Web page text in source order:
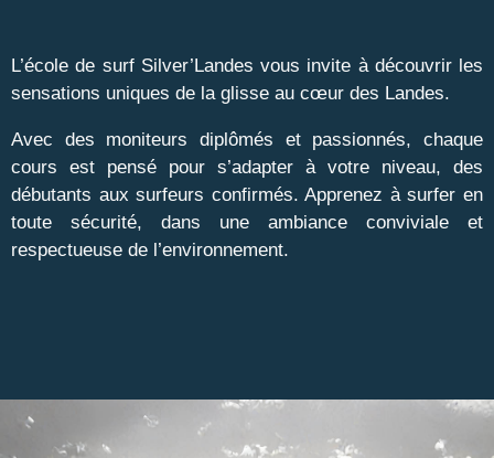
L’école de surf Silver’Landes vous invite à découvrir les
sensations uniques de la glisse au cœur des Landes.
Avec des moniteurs diplômés et passionnés, chaque
cours est pensé pour s’adapter à votre niveau, des
débutants aux surfeurs confirmés. Apprenez à surfer en
toute sécurité, dans une ambiance conviviale et
respectueuse de l’environnement.